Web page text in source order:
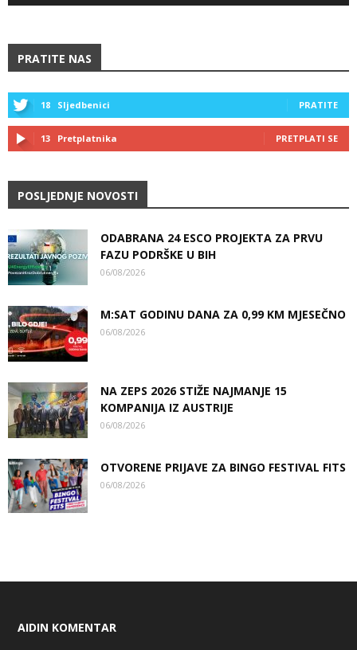
PRATITE NAS
18 Sljedbenici PRATITE
13 Pretplatnika PRETPLATI SE
POSLJEDNJE NOVOSTI
ODABRANA 24 ESCO PROJEKTA ZA PRVU
FAZU PODRŠKE U BIH
06/08/2026
M:SAT GODINU DANA ZA 0,99 KM MJESEČNO
06/08/2026
NA ZEPS 2026 STIŽE NAJMANJE 15
KOMPANIJA IZ AUSTRIJE
06/08/2026
OTVORENE PRIJAVE ZA BINGO FESTIVAL FITS
06/08/2026
AIDIN KOMENTAR